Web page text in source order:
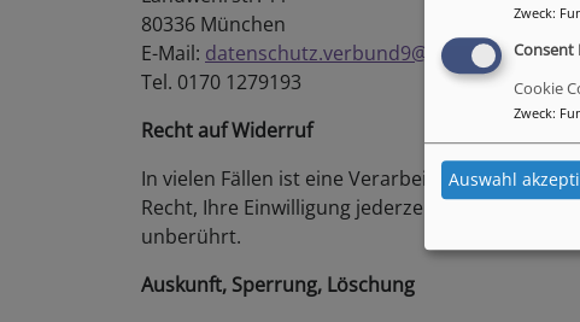
80336 München
E-Mail: datenschutz.verbund9@elkb.de
Tel. 0170 1279193
Recht auf Widerruf
In vielen Fällen ist eine Verarbeitung Ihrer
Recht, Ihre Einwilligung jederzeit zu
unberührt.
Auskunft, Sperrung, Löschung
Zweck:
Consent
Cookie
Zweck:
Auswahl